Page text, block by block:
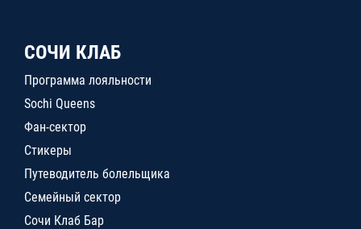
СОЧИ КЛАБ
Программа лояльности
Sochi Queens
Фан-сектор
Стикеры
Путеводитель болельщика
Семейный сектор
Сочи Клаб Бар